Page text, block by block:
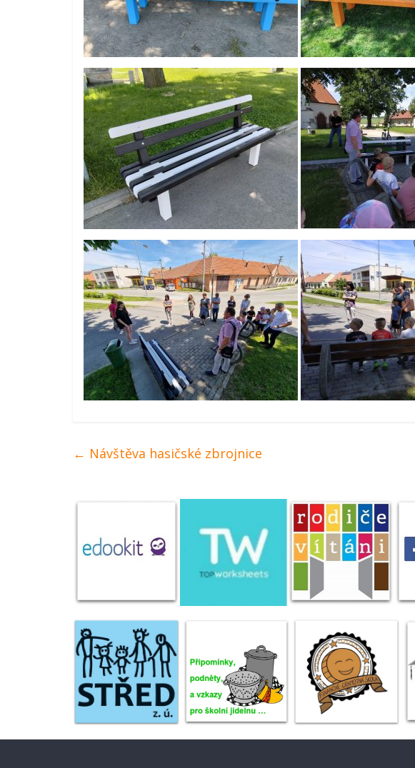
← Návštěva hasičské zbrojnice